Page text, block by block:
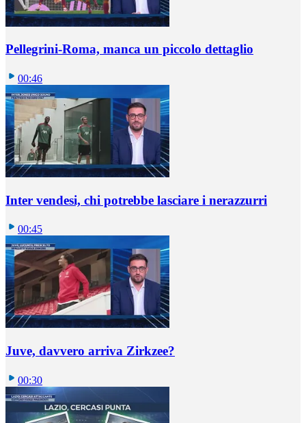
Pellegrini-Roma, manca un piccolo dettaglio
00:46
Inter vendesi, chi potrebbe lasciare i nerazzurri
00:45
Juve, davvero arriva Zirkzee?
00:30